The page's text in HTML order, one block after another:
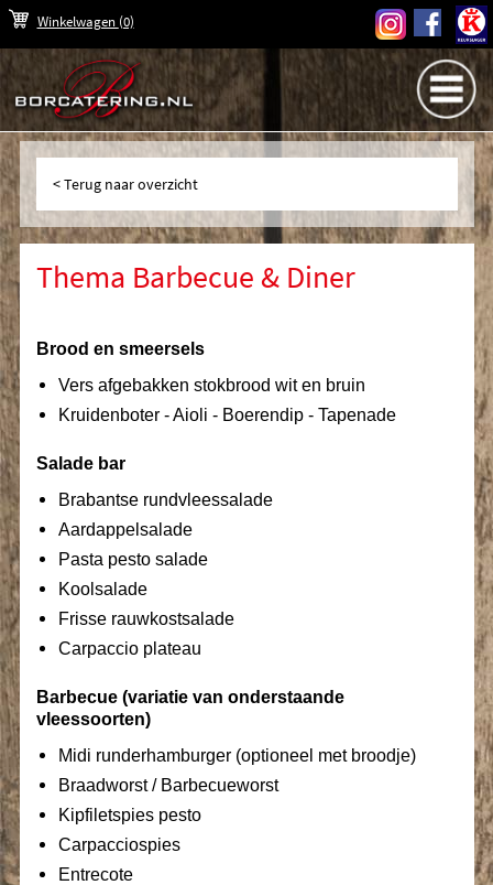
Winkelwagen (0)
Terug naar overzicht
Thema Barbecue & Diner
Brood en smeersels
Vers afgebakken stokbrood wit en bruin
Kruidenboter - Aioli - Boerendip - Tapenade
Salade bar
Brabantse rundvleessalade
Aardappelsalade
Pasta pesto salade
Koolsalade
Frisse rauwkostsalade
Carpaccio plateau
Barbecue (variatie van onderstaande
vleessoorten)
Midi runderhamburger (optioneel met broodje)
Braadworst / Barbecueworst
Kipfiletspies pesto
Carpacciospies
Entrecote